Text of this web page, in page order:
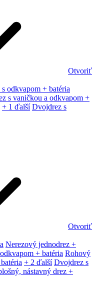
Otvoriť
odkvapom + batéria
s vaničkou a odkvapom +
+ 1 ďalší Dvojdrez s
Otvoriť
Nerezový jednodrez +
+ batéria Rohový
+ 2 ďalší Dvojdrez s
nástavný drez +